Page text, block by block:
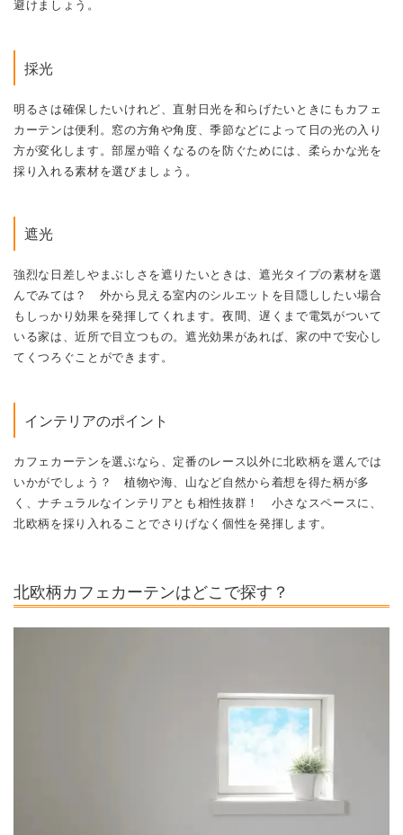
避けましょう。
採光
明るさは確保したいけれど、直射日光を和らげたいときにもカフェ
カーテンは便利。窓の方角や角度、季節などによって日の光の入り
方が変化します。部屋が暗くなるのを防ぐためには、柔らかな光を
採り入れる素材を選びましょう。
遮光
強烈な日差しやまぶしさを遮りたいときは、遮光タイプの素材を選
んでみては？ 外から見える室内のシルエットを目隠ししたい場合
もしっかり効果を発揮してくれます。夜間、遅くまで電気がついて
いる家は、近所で目立つもの。遮光効果があれば、家の中で安心し
てくつろぐことができます。
インテリアのポイント
カフェカーテンを選ぶなら、定番のレース以外に北欧柄を選んでは
いかがでしょう？ 植物や海、山など自然から着想を得た柄が多
く、ナチュラルなインテリアとも相性抜群！ 小さなスペースに、
北欧柄を採り入れることでさりげなく個性を発揮します。
北欧柄カフェカーテンはどこで探す？